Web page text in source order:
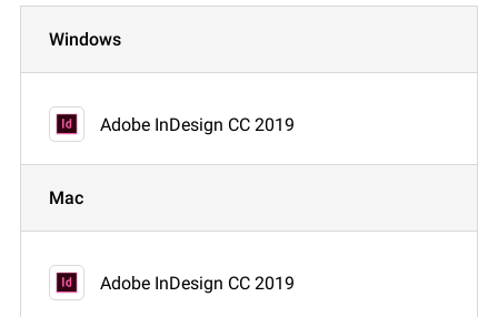
Windows
Adobe InDesign CC 2019
Mac
Adobe InDesign CC 2019